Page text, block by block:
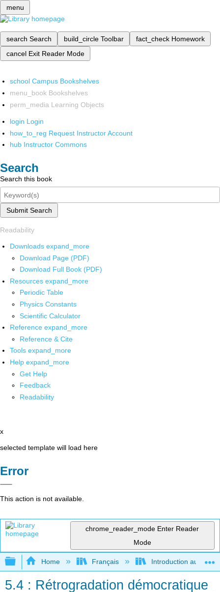
menu
search Search build_circle Toolbar fact_check Homework
cancel Exit Reader Mode
school Campus Bookshelves
menu_book Bookshelves
perm_media Learning Objects
login Login
how_to_reg Request Instructor Account
hub Instructor Commons
Search
Search this book
Submit Search
Readability
Downloads expand_more
Download Page (PDF)
Download Full Book (PDF)
Resources expand_more
Periodic Table
Physics Constants
Scientific Calculator
Reference expand_more
Reference & Cite
Tools expand_more
Help expand_more
Get Help
Feedback
Readability
x
selected template will load here
Error
This action is not available.
chrome_reader_mode Enter Reader
Mode
Expand/collapse global hierarchy
Home Français Introduction au
5.4 : Rétrogradation démocratique